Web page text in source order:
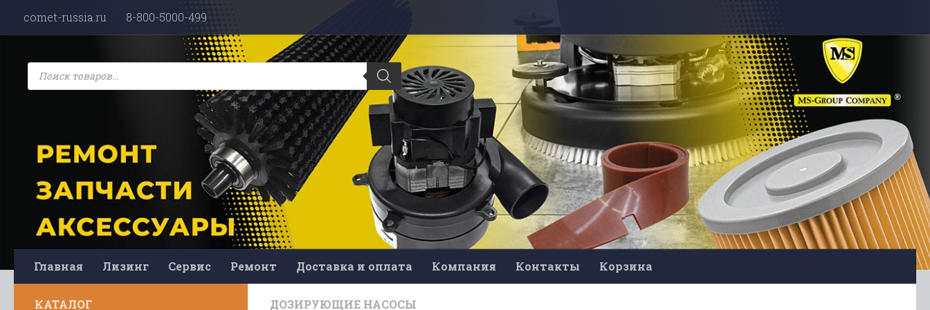
Перейти к содержимому
comet-russia.ru 8-800-5000-499
Поиск
товаров
Главная Лизинг Сервис Ремонт Доставка и оплата Компания Контакты Корзина
ДОЗИРУЮЩИЕ НАСОСЫ
КАТАЛОГ